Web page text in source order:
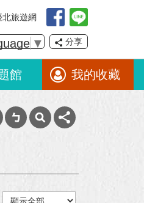
北旅遊網
▼ 分享
館 我的收藏